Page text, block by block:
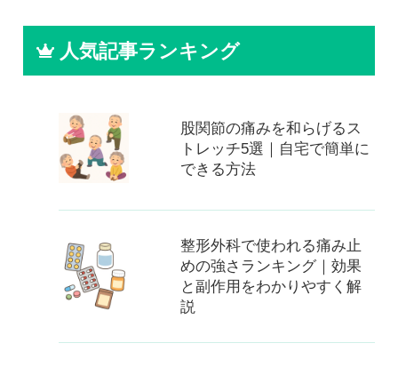
人気記事ランキング
股関節の痛みを和らげるス
トレッチ5選｜自宅で簡単に
できる方法
整形外科で使われる痛み止
めの強さランキング｜効果
と副作用をわかりやすく解
説